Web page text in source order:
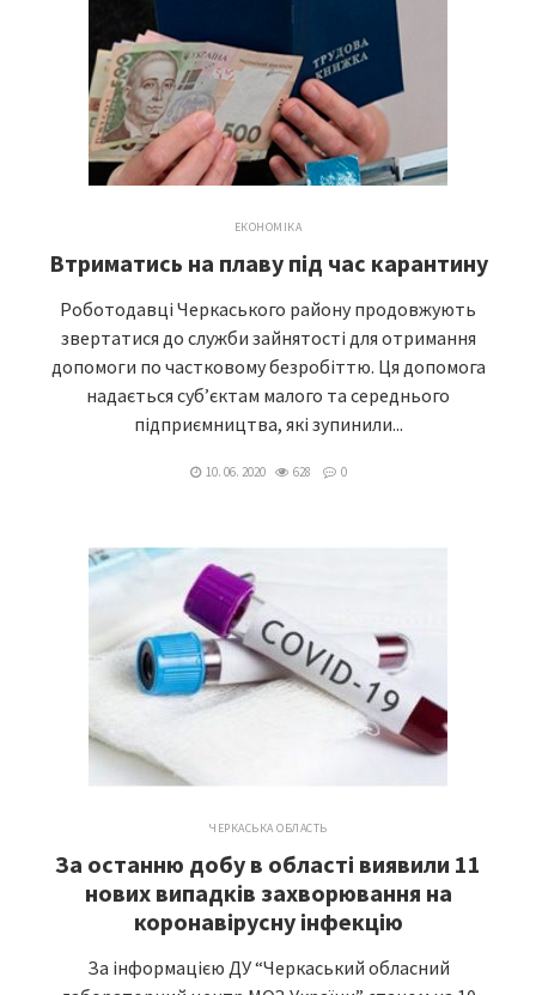
ЕКОНОМІКА
Втриматись на плаву під час карантину
Роботодавці Черкаського району продовжують
звертатися до служби зайнятості для отримання
допомоги по частковому безробіттю. Ця допомога
надається суб’єктам малого та середнього
підприємництва, які зупинили...
10. 06. 2020 628 0
ЧЕРКАСЬКА ОБЛАСТЬ
За останню добу в області виявили 11
нових випадків захворювання на
коронавірусну інфекцію
За інформацією ДУ “Черкаський обласний